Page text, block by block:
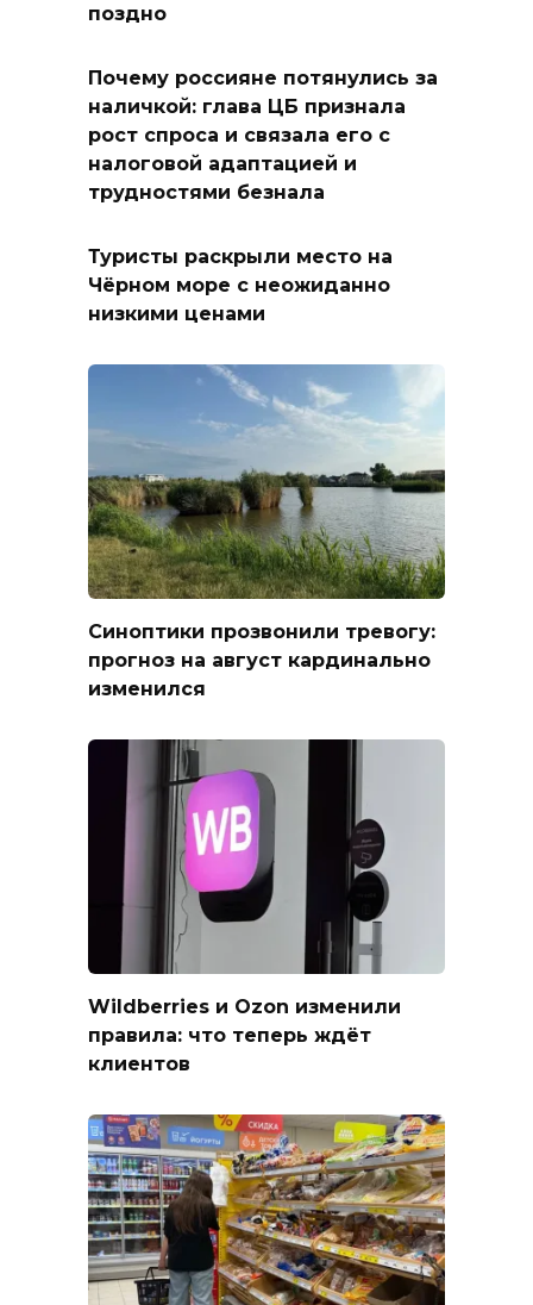
поздно
Почему россияне потянулись за
наличкой: глава ЦБ признала
рост спроса и связала его с
налоговой адаптацией и
трудностями безнала
Туристы раскрыли место на
Чёрном море с неожиданно
низкими ценами
Синоптики прозвонили тревогу:
прогноз на август кардинально
изменился
Wildberries и Ozon изменили
правила: что теперь ждёт
клиентов